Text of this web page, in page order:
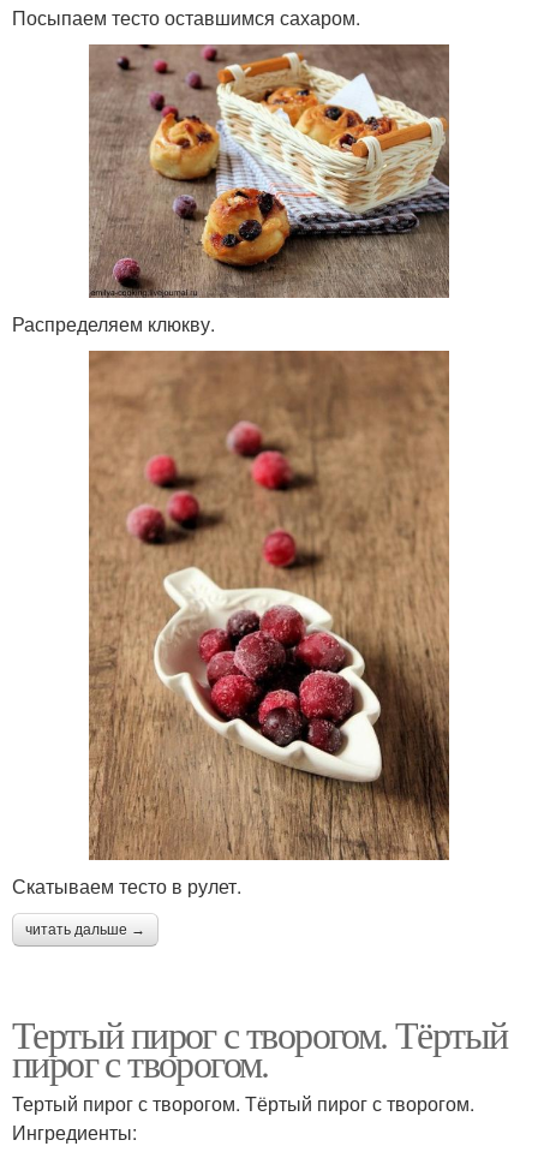
Посыпаем тесто оставшимся сахаром.
Распределяем клюкву.
Скатываем тесто в рулет.
читать дальше →
Тертый пирог с творогом. Тёртый
пирог с творогом.
Тертый пирог с творогом. Тёртый пирог с творогом.
Ингредиенты: